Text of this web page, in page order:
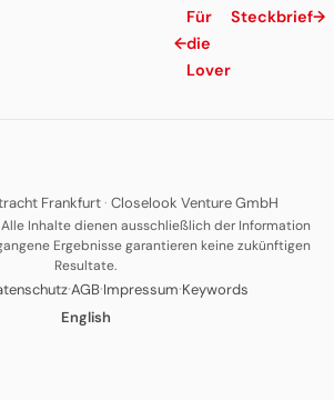
←
Für
die
Lover
Steckbrief→
Frankfurt· Closelook Venture GmbH
Alle Inhalte dienen ausschließlich der Information
Ergebnisse garantieren keine zukünftigen
Resultate.
·AGB·Impressum·Keywords
English